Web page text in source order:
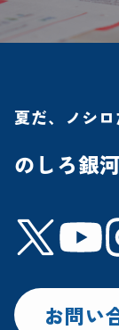
夏だ、ノシ
のしろ銀
お問い